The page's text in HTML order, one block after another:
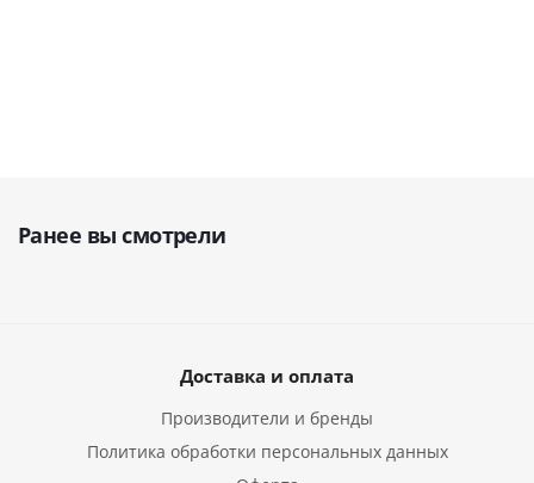
Ранее вы смотрели
Доставка и оплата
Производители и бренды
Политика обработки персональных данных